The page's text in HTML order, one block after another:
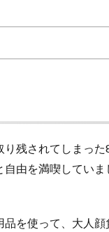
残されてしまっ
由を満喫してい
を使って、大人顔